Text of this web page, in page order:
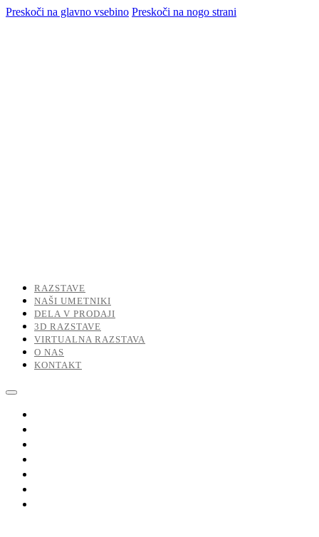
Preskoči na glavno vsebino Preskoči na nogo strani
RAZSTAVE
NAŠI UMETNIKI
DELA V PRODAJI
3D RAZSTAVE
VIRTUALNA RAZSTAVA
O NAS
KONTAKT